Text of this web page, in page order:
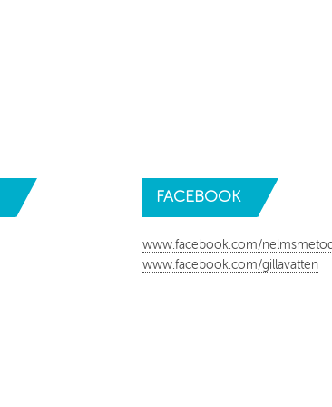
FACEBOOK
www.facebook.com/
www.facebook.com/gillavatten